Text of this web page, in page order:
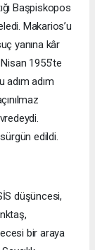
Başpiskopos
Makarios’u
yanına kâr
1955’te
adım adım
edildi.
düşüncesi,
bir araya